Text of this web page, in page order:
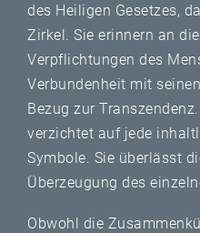
des Heiligen Gesetzes,
Zirkel. Sie erinnern an
Verpflichtungen des
Verbundenheit mit
Bezug zur
verzichtet auf jede
Symbole. Sie überlässt
Überzeugung des
Obwohl die